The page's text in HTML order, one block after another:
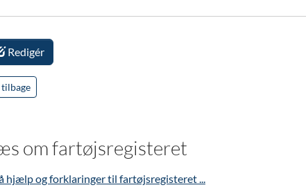
Redigér
tilbage
om fartøjsregisteret
hjælp og forklaringer til fartøjsregisteret ...